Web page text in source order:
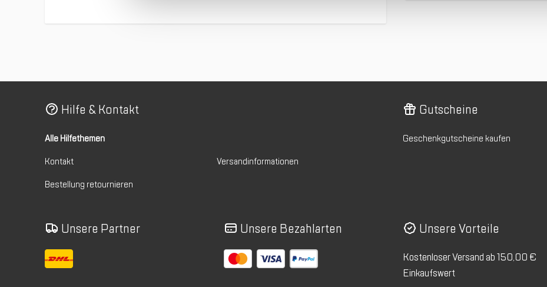
Hilfe & Kontakt
Alle Hilfethemen
Kontakt
Versandinformationen
Bestellung retournieren
Gutscheine
Geschenkgutscheine kaufen
Unsere Partner Unsere Bezahlarten Unsere Vorteile
Kostenloser Versand ab 150,00 €
Einkaufswert